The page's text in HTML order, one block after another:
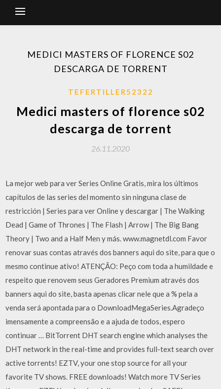
MEDICI MASTERS OF FLORENCE S02
DESCARGA DE TORRENT
TEFERTILLER52322
Medici masters of florence s02
descarga de torrent
26.11.2020
La mejor web para ver Series Online Gratis, mira los últimos
capítulos de las series del momento sin ninguna clase de
restricción | Series para ver Online y descargar | The Walking
Dead | Game of Thrones | The Flash | Arrow | The Big Bang
Theory | Two and a Half Men y más. www.magnetdl.com Favor
renovar suas contas através dos banners aqui do site, para que o
mesmo continue ativo! ATENÇÃO: Peço com toda a humildade e
respeito que renovem seus Geradores Premium através dos
banners aqui do site, basta apenas clicar nele que a % pela a
venda será apontada para o DownloadMegaSeries.Agradeço
imensamente a compreensão e a ajuda de todos, espero
continuar … BitTorrent DHT search engine which analyses the
DHT network in the real-time and provides full-text search over
active torrents! EZTV, your one stop source for all your
favorite TV shows. FREE downloads! Watch more TV Series